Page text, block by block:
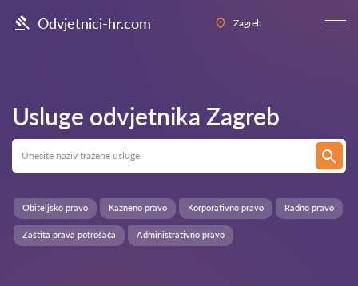
Odvjetnici-hr.com Zagreb
Usluge odvjetnika Zagreb
Administrativno pravo
Obiteljsko pravo Kazneno pravo Korporativno pravo Radno pravo
Zaštita prava potrošača